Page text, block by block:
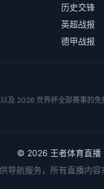
历史交锋
英超战报
德甲战报
2026 世界杯全部赛事的
© 2026 王者体育直播
导航服务，所有直播内容